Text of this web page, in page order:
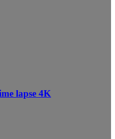
lapse 4K